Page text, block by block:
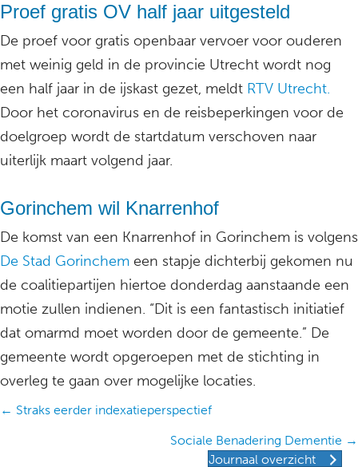
Proef gratis OV half jaar uitgesteld
De proef voor gratis openbaar vervoer voor ouderen
met weinig geld in de provincie Utrecht wordt nog
een half jaar in de ijskast gezet, meldt RTV Utrecht.
Door het coronavirus en de reisbeperkingen voor de
doelgroep wordt de startdatum verschoven naar
uiterlijk maart volgend jaar.
Gorinchem wil Knarrenhof
De komst van een Knarrenhof in Gorinchem is volgens
De Stad Gorinchem een stapje dichterbij gekomen nu
de coalitiepartijen hiertoe donderdag aanstaande een
motie zullen indienen. “Dit is een fantastisch initiatief
dat omarmd moet worden door de gemeente.” De
gemeente wordt opgeroepen met de stichting in
overleg te gaan over mogelijke locaties.
Posts
← Straks eerder indexatieperspectief
Sociale Benadering Dementie →
Journaal overzicht